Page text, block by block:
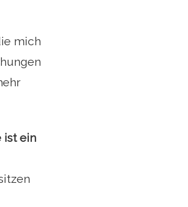
mich
ist ein